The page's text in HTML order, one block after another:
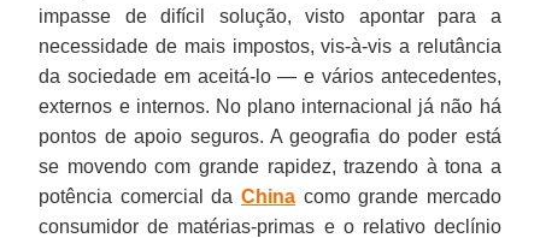
impasse de difícil solução, visto apontar para a
necessidade de mais impostos, vis-à-vis a relutância
da sociedade em aceitá-lo — e vários antecedentes,
externos e internos. No plano internacional já não há
pontos de apoio seguros. A geografia do poder está
se movendo com grande rapidez, trazendo à tona a
potência comercial da China como grande mercado
consumidor de matérias-primas e o relativo declínio